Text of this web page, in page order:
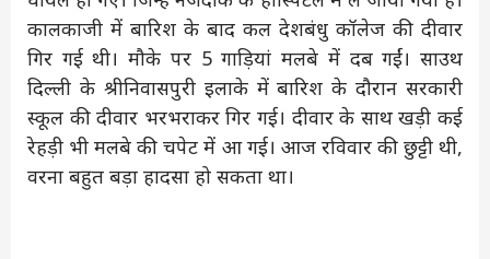
कालकाजी में बारिश के बाद कल देशबंधु कॉलेज की दीवार
गिर गई थी। मौके पर 5 गाड़ियां मलबे में दब गईं। साउथ
दिल्ली के श्रीनिवासपुरी इलाके में बारिश के दौरान सरकारी
स्कूल की दीवार भरभराकर गिर गई। दीवार के साथ खड़ी कई
रेहड़ी भी मलबे की चपेट में आ गई। आज रविवार की छुट्टी थी,
वरना बहुत बड़ा हादसा हो सकता था।